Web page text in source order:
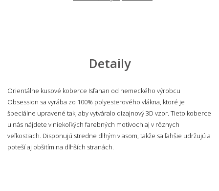
Detaily
Orientálne kusové koberce Isfahan od nemeckého výrobcu
Obsession sa vyrába zo 100% polyesterového vlákna, ktoré je
špeciálne upravené tak, aby vytváralo dizajnový 3D vzor. Tieto koberce
u nás nájdete v niekoľkých farebných motívoch aj v rôznych
veľkostiach. Disponujú stredne dlhým vlasom, takže sa ľahšie udržujú a
poteší aj obšitím na dlhších stranách.